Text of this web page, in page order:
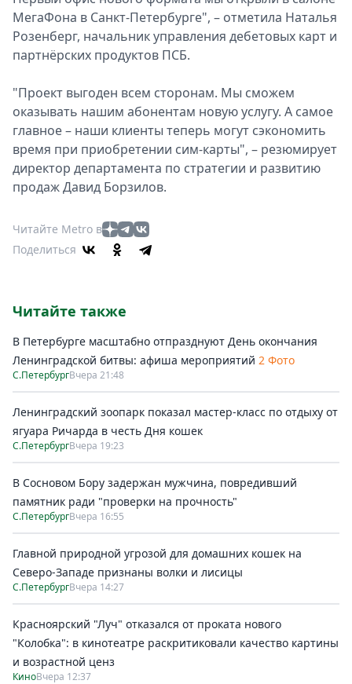
МегаФона в Санкт-Петербурге", – отметила Наталья
Розенберг, начальник управления дебетовых карт и
партнёрских продуктов ПСБ.
"Проект выгоден всем сторонам. Мы сможем
оказывать нашим абонентам новую услугу. А самое
главное – наши клиенты теперь могут сэкономить
время при приобретении сим-карты", – резюмирует
директор департамента по стратегии и развитию
продаж Давид Борзилов.
Читайте Metro в
Поделиться
Читайте также
В Петербурге масштабно отпразднуют День окончания
Ленинградской битвы: афиша мероприятий 2 Фото
С.ПетербургВчера 21:48
Ленинградский зоопарк показал мастер-класс по отдыху от
ягуара Ричарда в честь Дня кошек
С.ПетербургВчера 19:23
В Сосновом Бору задержан мужчина, повредивший
памятник ради "проверки на прочность"
С.ПетербургВчера 16:55
Главной природной угрозой для домашних кошек на
Северо-Западе признаны волки и лисицы
С.ПетербургВчера 14:27
Красноярский "Луч" отказался от проката нового
"Колобка": в кинотеатре раскритиковали качество картины
и возрастной ценз
КиноВчера 12:37